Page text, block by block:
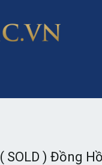
( SOLD ) Đồng